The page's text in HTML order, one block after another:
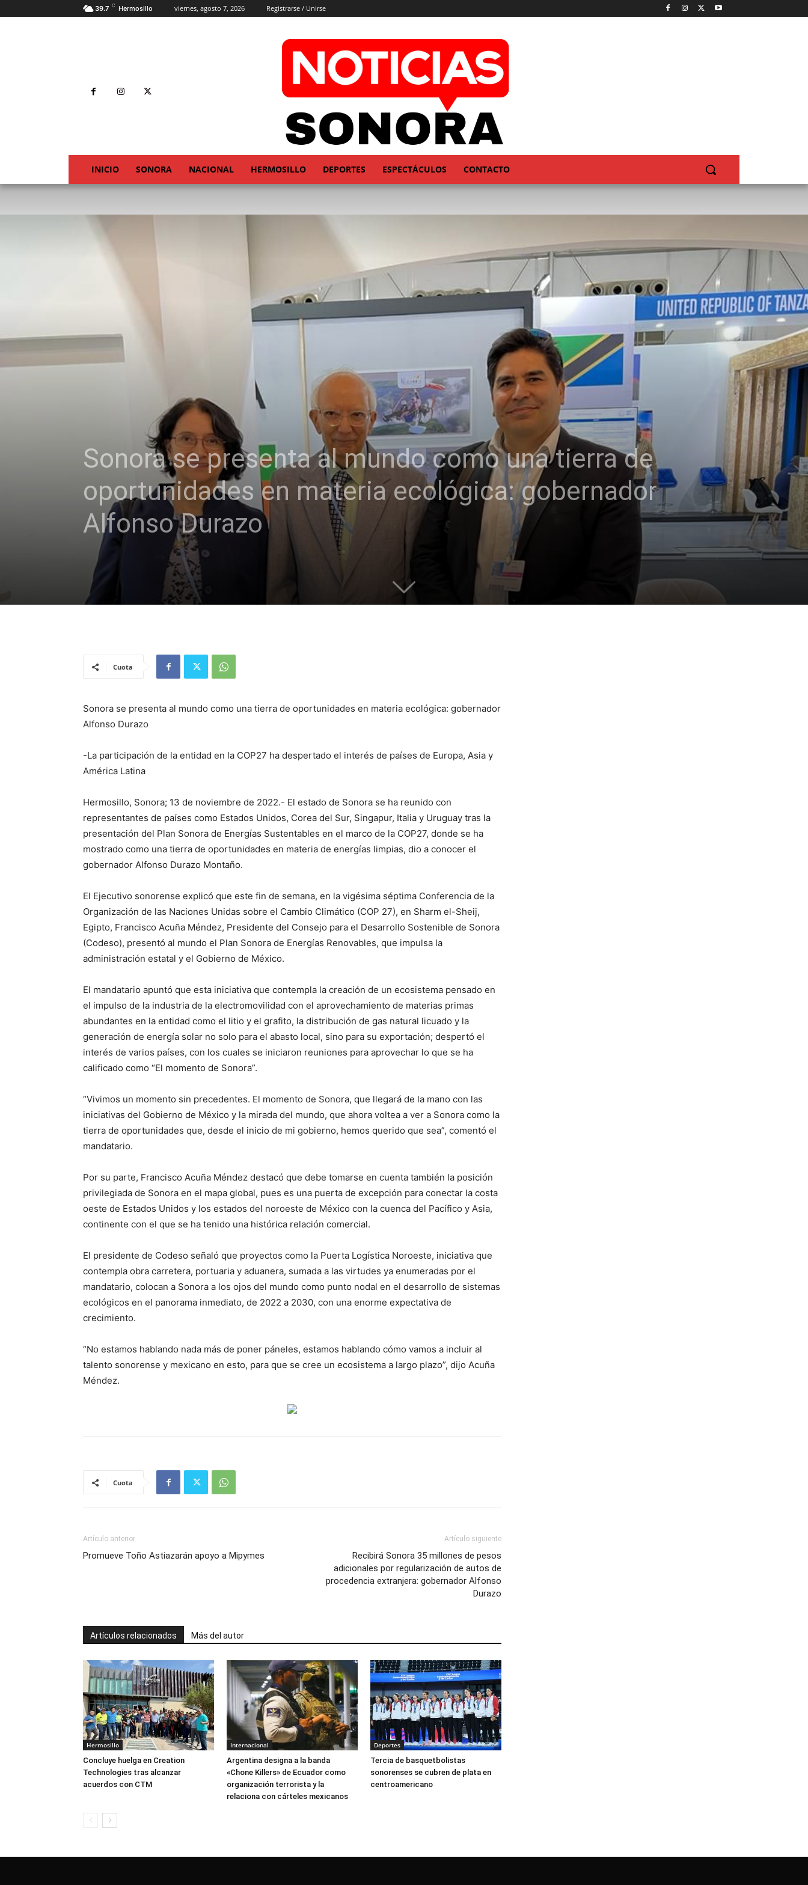
39.7 C Hermosillo viernes, agosto 7, 2026 Registrarse / Unirse
INICIO SONORA NACIONAL HERMOSILLO DEPORTES ESPECTÁCULOS CONTACTO
Sonora se presenta al mundo como una tierra de
oportunidades en materia ecológica: gobernador
Alfonso Durazo
Cuota
Sonora se presenta al mundo como una tierra de oportunidades en materia ecológica: gobernador
Alfonso Durazo
-La participación de la entidad en la COP27 ha despertado el interés de países de Europa, Asia y
América Latina
Hermosillo, Sonora; 13 de noviembre de 2022.- El estado de Sonora se ha reunido con
representantes de países como Estados Unidos, Corea del Sur, Singapur, Italia y Uruguay tras la
presentación del Plan Sonora de Energías Sustentables en el marco de la COP27, donde se ha
mostrado como una tierra de oportunidades en materia de energías limpias, dio a conocer el
gobernador Alfonso Durazo Montaño.
El Ejecutivo sonorense explicó que este fin de semana, en la vigésima séptima Conferencia de la
Organización de las Naciones Unidas sobre el Cambio Climático (COP 27), en Sharm el-Sheij,
Egipto, Francisco Acuña Méndez, Presidente del Consejo para el Desarrollo Sostenible de Sonora
(Codeso), presentó al mundo el Plan Sonora de Energías Renovables, que impulsa la
administración estatal y el Gobierno de México.
El mandatario apuntó que esta iniciativa que contempla la creación de un ecosistema pensado en
el impulso de la industria de la electromovilidad con el aprovechamiento de materias primas
abundantes en la entidad como el litio y el grafito, la distribución de gas natural licuado y la
generación de energía solar no solo para el abasto local, sino para su exportación; despertó el
interés de varios países, con los cuales se iniciaron reuniones para aprovechar lo que se ha
calificado como “El momento de Sonora”.
“Vivimos un momento sin precedentes. El momento de Sonora, que llegará de la mano con las
iniciativas del Gobierno de México y la mirada del mundo, que ahora voltea a ver a Sonora como la
tierra de oportunidades que, desde el inicio de mi gobierno, hemos querido que sea”, comentó el
mandatario.
Por su parte, Francisco Acuña Méndez destacó que debe tomarse en cuenta también la posición
privilegiada de Sonora en el mapa global, pues es una puerta de excepción para conectar la costa
oeste de Estados Unidos y los estados del noroeste de México con la cuenca del Pacífico y Asia,
continente con el que se ha tenido una histórica relación comercial.
El presidente de Codeso señaló que proyectos como la Puerta Logística Noroeste, iniciativa que
contempla obra carretera, portuaria y aduanera, sumada a las virtudes ya enumeradas por el
mandatario, colocan a Sonora a los ojos del mundo como punto nodal en el desarrollo de sistemas
ecológicos en el panorama inmediato, de 2022 a 2030, con una enorme expectativa de
crecimiento.
“No estamos hablando nada más de poner páneles, estamos hablando cómo vamos a incluir al
talento sonorense y mexicano en esto, para que se cree un ecosistema a largo plazo”, dijo Acuña
Méndez.
Cuota
Artículo anterior
Promueve Toño Astiazarán apoyo a Mipymes
Artículo siguiente
Recibirá Sonora 35 millones de pesos
adicionales por regularización de autos de
procedencia extranjera: gobernador Alfonso
Durazo
Artículos relacionados Más del autor
Hermosillo
Concluye huelga en Creation
Technologies tras alcanzar
acuerdos con CTM
Internacional
Argentina designa a la banda
«Chone Killers» de Ecuador como
organización terrorista y la
relaciona con cárteles mexicanos
Deportes
Tercia de basquetbolistas
sonorenses se cubren de plata en
centroamericano